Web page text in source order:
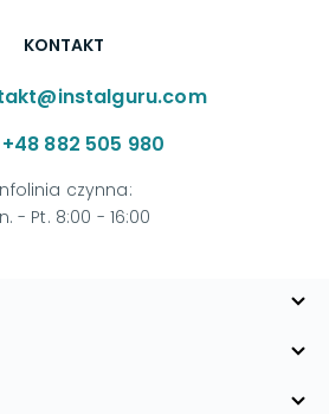
KONTAKT
+48 882 505 980
czynna:
- Pt. 8:00 - 16:00